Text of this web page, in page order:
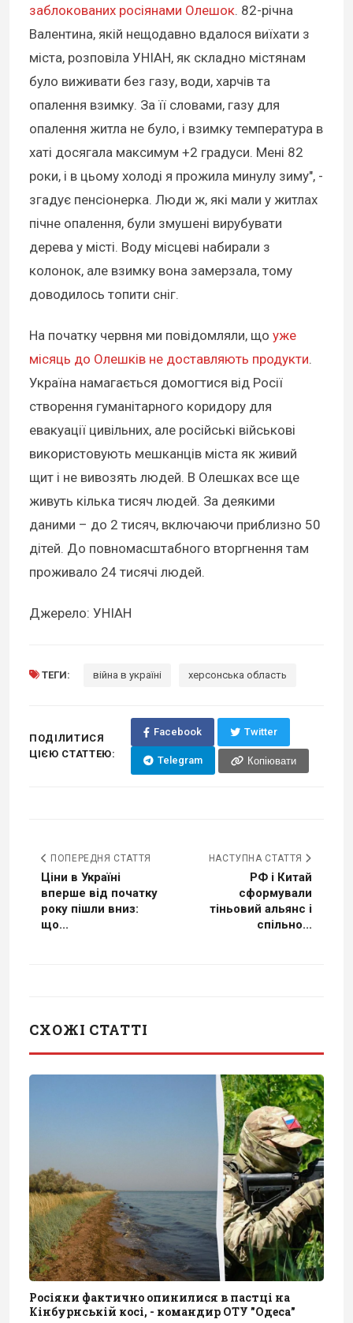
заблокованих росіянами Олешок. 82-річна
Валентина, якій нещодавно вдалося виїхати з
міста, розповіла УНІАН, як складно містянам
було виживати без газу, води, харчів та
опалення взимку. За її словами, газу для
опалення житла не було, і взимку температура в
хаті досягала максимум +2 градуси. Мені 82
роки, і в цьому холоді я прожила минулу зиму", -
згадує пенсіонерка. Люди ж, які мали у житлах
пічне опалення, були змушені вирубувати
дерева у місті. Воду місцеві набирали з
колонок, але взимку вона замерзала, тому
доводилось топити сніг.
На початку червня ми повідомляли, що уже
місяць до Олешків не доставляють продукти.
Україна намагається домогтися від Росії
створення гуманітарного коридору для
евакуації цивільних, але російські військові
використовують мешканців міста як живий
щит і не вивозять людей. В Олешках все ще
живуть кілька тисяч людей. За деякими
даними – до 2 тисяч, включаючи приблизно 50
дітей. До повномасштабного вторгнення там
проживало 24 тисячі людей.
Джерело: УНІАН
ТЕГИ: війна в україні херсонська область
ПОДІЛИТИСЯ
ЦІЄЮ СТАТТЕЮ:
Facebook Twitter
Telegram Копіювати
ПОПЕРЕДНЯ СТАТТЯ
Ціни в Україні
вперше від початку
року пішли вниз:
що...
НАСТУПНА СТАТТЯ
РФ і Китай
сформували
тіньовий альянс і
спільно...
СХОЖІ СТАТТІ
Росіяни фактично опинилися в пастці на
Кінбурнській косі, - командир ОТУ "Одеса"